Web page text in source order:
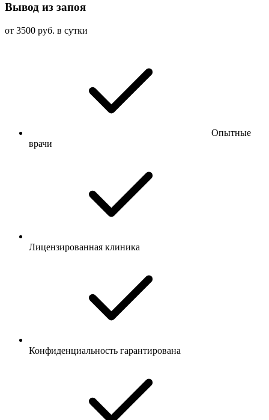
Вывод из запоя
от 3500 руб. в сутки
Опытные
врачи
Лицензированная клиника
Конфиденциальность гарантирована